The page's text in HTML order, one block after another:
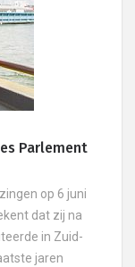
Parlement
op 6 juni
dat zij na
in Zuid-
jaren